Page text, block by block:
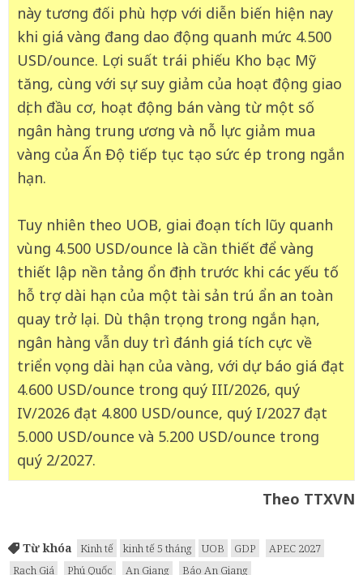
này tương đối phù hợp với diễn biến hiện nay
khi giá vàng đang dao động quanh mức 4.500
USD/ounce. Lợi suất trái phiếu Kho bạc Mỹ
tăng, cùng với sự suy giảm của hoạt động giao
dịch đầu cơ, hoạt động bán vàng từ một số
ngân hàng trung ương và nỗ lực giảm mua
vàng của Ấn Độ tiếp tục tạo sức ép trong ngắn
hạn.
Tuy nhiên theo UOB, giai đoạn tích lũy quanh
vùng 4.500 USD/ounce là cần thiết để vàng
thiết lập nền tảng ổn định trước khi các yếu tố
hỗ trợ dài hạn của một tài sản trú ẩn an toàn
quay trở lại. Dù thận trọng trong ngắn hạn,
ngân hàng vẫn duy trì đánh giá tích cực về
triển vọng dài hạn của vàng, với dự báo giá đạt
4.600 USD/ounce trong quý III/2026, quý
IV/2026 đạt 4.800 USD/ounce, quý I/2027 đạt
5.000 USD/ounce và 5.200 USD/ounce trong
quý 2/2027.
Theo TTXVN
Từ khóa Kinh tế kinh tế 5 tháng UOB GDP
APEC 2027
Rạch Giá
Phú Quốc An Giang Báo An Giang